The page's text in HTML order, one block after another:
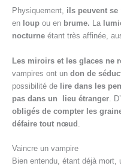
Physiquement, ils peuvent se
en loup ou en brume. La
nocturne étant très affinée,
Les miroirs et les glaces ne
vampires ont un don de
possibilité de lire dans les
pas dans un lieu étranger .
obligés de compter les
défaire tout nœud
Vaincre un vampire
Bien entendu, étant déjà